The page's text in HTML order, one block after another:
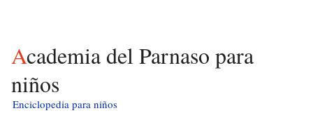
Academia del Parnaso para
niños
Enciclopedia para niños